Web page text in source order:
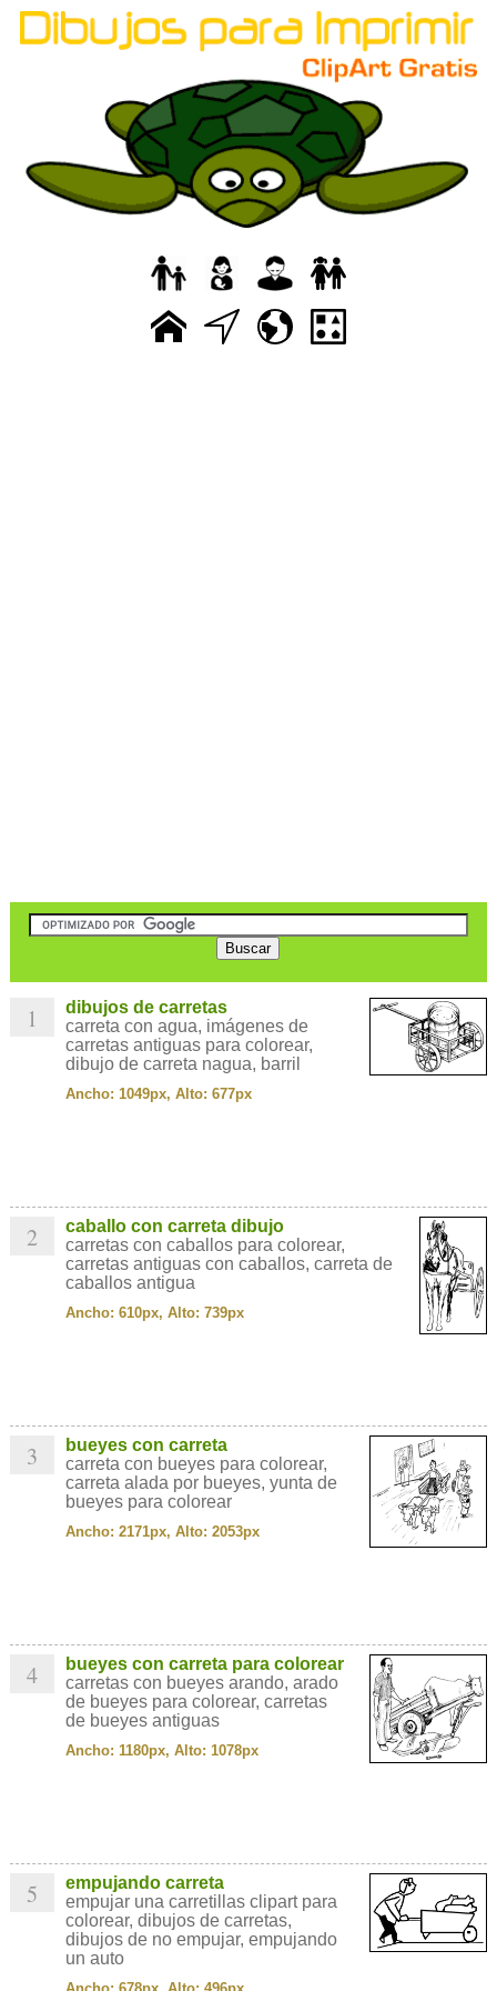
1
dibujos de carretas
carreta con agua, imágenes de
carretas antiguas para colorear,
dibujo de carreta nagua, barril
Ancho: 1049px, Alto: 677px
2
caballo con carreta dibujo
carretas con caballos para colorear,
carretas antiguas con caballos, carreta de
caballos antigua
Ancho: 610px, Alto: 739px
3
bueyes con carreta
carreta con bueyes para colorear,
carreta alada por bueyes, yunta de
bueyes para colorear
Ancho: 2171px, Alto: 2053px
4
bueyes con carreta para colorear
carretas con bueyes arando, arado
de bueyes para colorear, carretas
de bueyes antiguas
Ancho: 1180px, Alto: 1078px
5
empujando carreta
empujar una carretillas clipart para
colorear, dibujos de carretas,
dibujos de no empujar, empujando
un auto